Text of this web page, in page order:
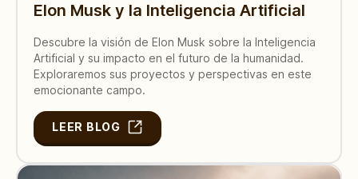
Elon Musk y la Inteligencia Artificial
Descubre la visión de Elon Musk sobre la Inteligencia
Artificial y su impacto en el futuro de la humanidad.
Exploraremos sus proyectos y perspectivas en este
emocionante campo.
LEER BLOG